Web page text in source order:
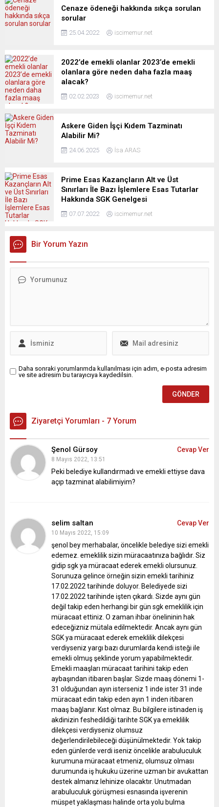
Cenaze ödeneği hakkında sıkça sorulan
sorular
25.04.2022 iscimemur.net
2022’de emekli olanlar 2023’de emekli
olanlara göre neden daha fazla maaş
alacak?
02.02.2023 iscimemur.net
Askere Giden İşçi Kıdem Tazminatı
Alabilir Mi?
24.06.2025 İsa ARAS
Prime Esas Kazançların Alt ve Üst
Sınırları İle Bazı İşlemlere Esas Tutarlar
Hakkında SGK Genelgesi
07.07.2022 iscimemur.net
Bir Yorum Yazın
Daha sonraki yorumlarımda kullanılması için adım, e-posta adresim
ve site adresim bu tarayıcıya kaydedilsin.
Ziyaretçi Yorumları - 7 Yorum
Şenol Gürsoy
8 Mayıs 2022, 13:51
Peki belediye kullandırmadı ve emekli ettiyse dava
açıp tazminat alabilimiyim?
Cevap Ver
selim saltan
10 Mayıs 2022, 15:09
şenol bey merhabalar, öncelikle belediye sizi emekli
edemez. emeklilik sizin müracaatınıza bağlıdır. Siz
gidip sgk ya müracaat ederek emekli olursunuz.
Sorunuza gelince örneğin sizin emekli tarihiniz
17.02.2022 tarihinde doluyor. Belediyede sizi
17.02.2022 tarihinde işten çıkardı. Sizde aynı gün
değil takip eden herhangi bir gün sgk emeklilik için
müracaat ettiniz. O zaman ihbar önelininin hak
edeceğizniz mütala edilmektedir. Ancak aynı gün
SGK ya müracaat ederek emeklilik dilekçesi
verdiyseniz yargı bazı durumlarda kendi isteği ile
emekli olmuş şeklinde yorum yapabilmektedir.
Emekli maaşları müracaat tarihini takip eden
aybaşından itibaren başlar. Sizde maaş dönemi 1-
31 olduğundan ayın isterseniz 1 inde ister 31 inde
müracaat edin takip eden ayın 1 inden itibaren
maaş bağlanır. Kıst olmaz. Bu bilgilere istinaden iş
akdinizin feshedildiği tarihte SGK ya emeklilik
dilekçesi verdiyseniz olumsuz
değerlendirilebileceği düşünülmektedir. Yok takip
eden günlerde verdi iseniz öncelikle arabuluculuk
kurumuna müracaat etmeniz, olumsuz olması
durumunda iş hukuku üzerine uzman bir avukattan
destek almanız lehinize olacaktır. Unutmadan
arabuluculuk görüşmesi esnasında işverenin
müspet yaklaşması halinde orta yolu bulma
Cevap Ver